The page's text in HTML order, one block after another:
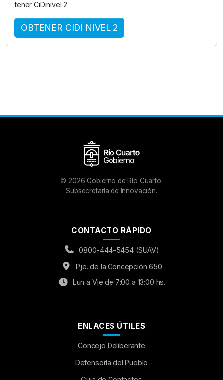
tener CiDinivel 2
OBTENER CIDI NIVEL 2
© 2026 Gobierno de Río Cuarto.
Subsecretaría de Innovación.
CONTACTO RÁPIDO
0800-444-5454 (SUAV)
Pje. de la Concepción 650
Lun a Vie de 7:00 a 13:00 hs.
ENLACES ÚTILES
Concejo Deliberante
Defensoría del Pueblo
Aumentar Fuente